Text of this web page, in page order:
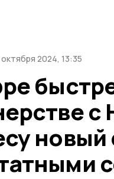
октября 2024, 13:35
с
новый